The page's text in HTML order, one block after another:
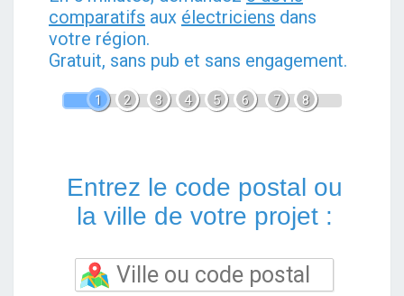
comparatifs aux électriciens dans
votre région.
Gratuit, sans pub et sans engagement.
1 2 3 4 5 6 7 8
Entrez le code postal ou
la ville de votre projet :